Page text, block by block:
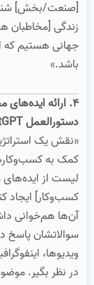
[صنعت/بخش]
زندگی [مخاطبان
جهانی هستیم که
باشد.»
۴. ارائه ایده‌های محتوایی:
دستورالعمل ChatGPT:
«نقش یک
کمک به
لیست از
کسب‌وکار] ایجاد
آن‌ها هم‌خوانی
سوالاتشان
ویدیوها،
در نظر بگیر.